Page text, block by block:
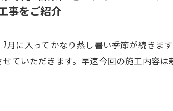
事をご紹介
月に入ってかなり蒸し暑い季節が続きま
せていただきます。早速今回の施工内容